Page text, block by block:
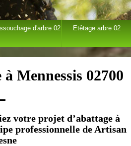
d'arbre 02 Etêtage arbre 02
Mennessis 02700
votre projet d’abattage à
professionnelle de Artisan